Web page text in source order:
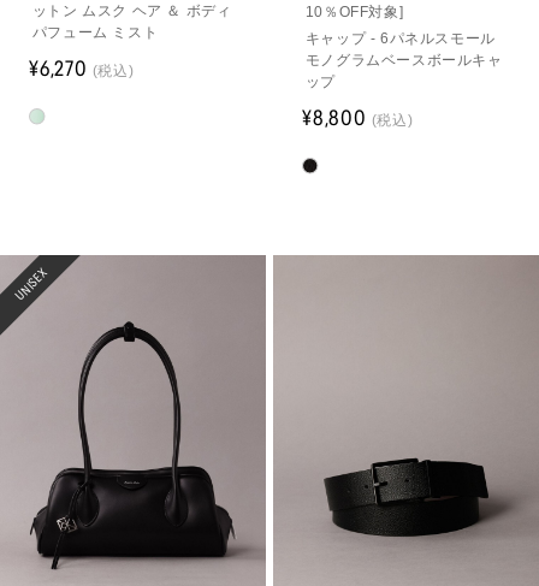
ットン ムスク ヘア ＆ ボディ
パフューム ミスト
¥6,270 (税込)
10％OFF対象]
キャップ - 6パネルスモール
モノグラムベースボールキャ
ップ
¥8,800 (税込)
UNISEX